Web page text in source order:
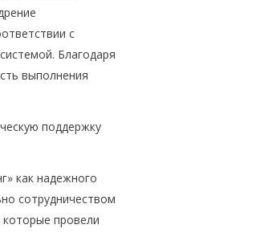
с
Благодаря
выполнения
поддержку
как надежного
сотрудничеством
провели